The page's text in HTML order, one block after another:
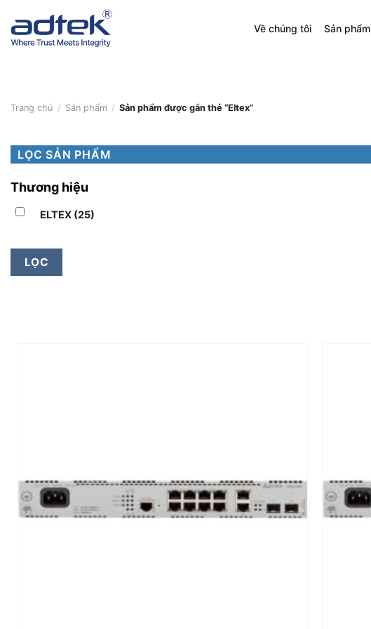
to
content
Về chúng tôi Sản phẩm
Trang chủ / Sản phẩm / Sản phẩm được gắn thẻ “Eltex”
LỌC SẢN PHẨM
Thương hiệu
ELTEX (25)
LỌC